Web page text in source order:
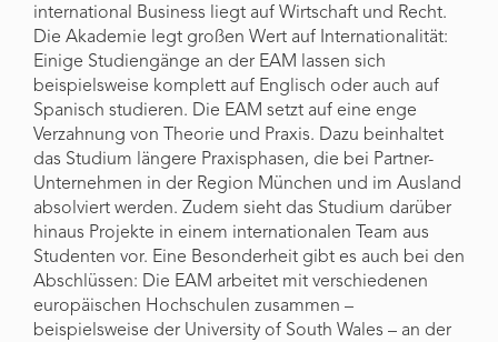
international Business liegt auf Wirtschaft und Recht.
Die Akademie legt großen Wert auf Internationalität:
Einige Studiengänge an der EAM lassen sich
beispielsweise komplett auf Englisch oder auch auf
Spanisch studieren. Die EAM setzt auf eine enge
Verzahnung von Theorie und Praxis. Dazu beinhaltet
das Studium längere Praxisphasen, die bei Partner-
Unternehmen in der Region München und im Ausland
absolviert werden. Zudem sieht das Studium darüber
hinaus Projekte in einem internationalen Team aus
Studenten vor. Eine Besonderheit gibt es auch bei den
Abschlüssen: Die EAM arbeitet mit verschiedenen
europäischen Hochschulen zusammen –
beispielsweise der University of South Wales – an der